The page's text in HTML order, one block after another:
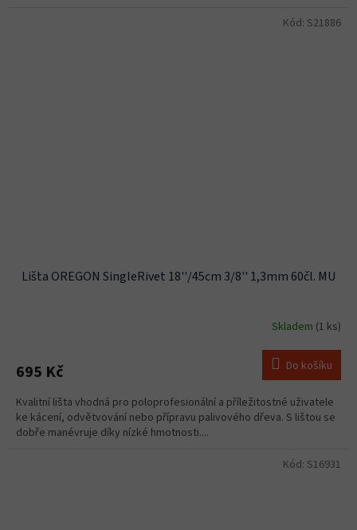
Lišta OREGON SingleRivet 18''/45cm 3/8'' 1,3mm 60čl. MU
Skladem (1 ks)
695 Kč Do košíku
Kvalitní lišta vhodná pro poloprofesionální a příležitostné uživatele
ke kácení, odvětvování nebo přípravu palivového dřeva. S lištou se
dobře manévruje díky nízké hmotnosti....
Kód: S21886
Kód: S16931